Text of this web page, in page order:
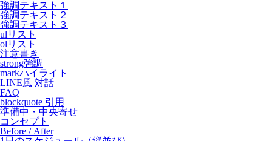
強調テキスト１
強調テキスト２
強調テキスト３
ulリスト
olリスト
注意書き
strong強調
markハイライト
LINE風 対話
FAQ
blockquote 引用
準備中・中央寄せ
コンセプト
Before / After